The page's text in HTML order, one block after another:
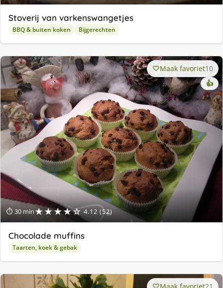
Stoverij van varkenswangetjes
BBQ & buiten koken Bijgerechten
⏱ 30 min★★★★☆ 4.12 (52)
Maak favoriet10
👍
Chocolade muffins
Taarten, koek & gebak